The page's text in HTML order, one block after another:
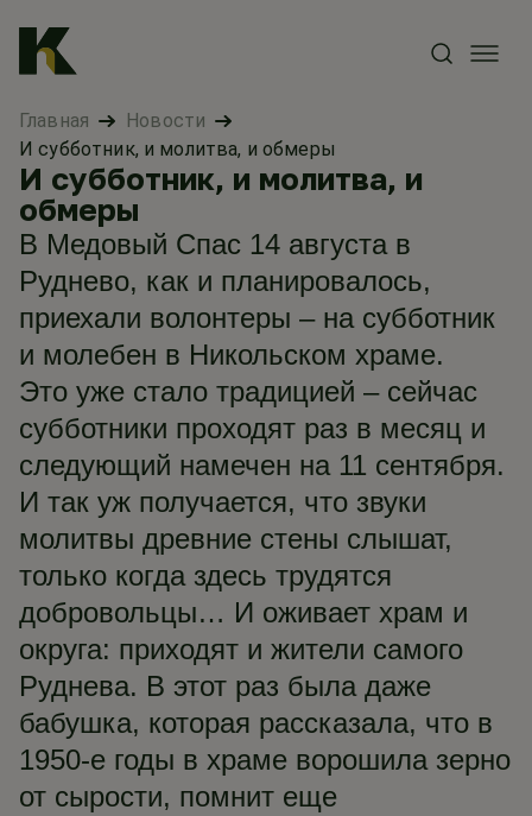
Главная
Новости
И субботник, и молитва, и обмеры
И субботник, и молитва, и
обмеры
В Медовый Спас 14 августа в
Руднево, как и планировалось,
приехали волонтеры – на субботник
и молебен в Никольском храме.
Это уже стало традицией – сейчас
субботники проходят раз в месяц и
следующий намечен на 11 сентября.
И так уж получается, что звуки
молитвы древние стены слышат,
только когда здесь трудятся
добровольцы… И оживает храм и
округа: приходят и жители самого
Руднева. В этот раз была даже
бабушка, которая рассказала, что в
1950-е годы в храме ворошила зерно
от сырости, помнит еще